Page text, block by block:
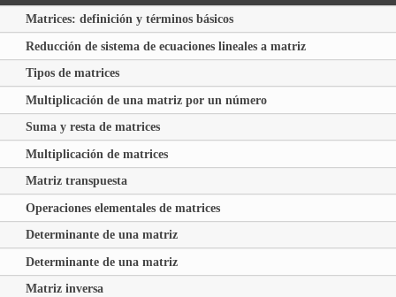
Matrices: definición y términos básicos
Reducción de sistema de ecuaciones lineales a matriz
Tipos de matrices
Multiplicación de una matriz por un número
Suma y resta de matrices
Multiplicación de matrices
Matriz transpuesta
Operaciones elementales de matrices
Determinante de una matriz
Determinante de una matriz
Matriz inversa